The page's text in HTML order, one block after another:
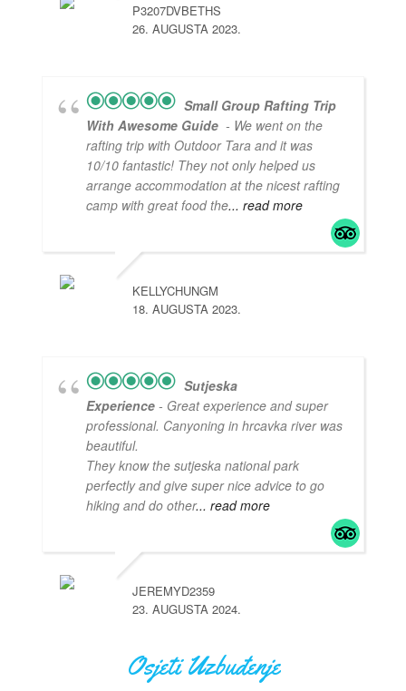
P3207DVBETHS
26. AUGUSTA 2023.
Small Group Rafting Trip
With Awesome Guide - We went on the
rafting trip with Outdoor Tara and it was
10/10 fantastic! They not only helped us
arrange accommodation at the nicest rafting
camp with great food the... read more
KELLYCHUNGM
18. AUGUSTA 2023.
Sutjeska
Experience- Great experience and super
professional. Canyoning in hrcavka river was
beautiful.
They know the sutjeska national park
perfectly and give super nice advice to go
hiking and do other... read more
JEREMYD2359
23. AUGUSTA 2024.
Osjeti Uzbuđenje